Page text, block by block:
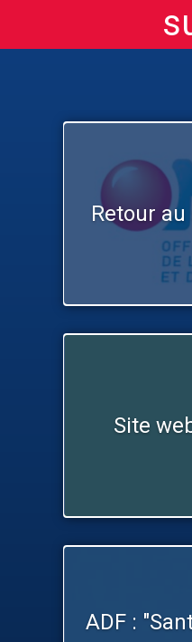
Retour au
Site
ADF :